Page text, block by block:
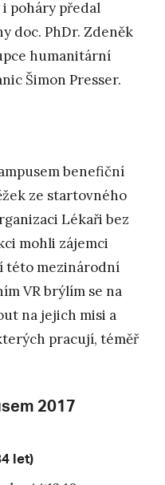
poháry předal
doc. PhDr. Zdeněk
humanitární
Šimon Presser.
benefiční
ze startovného
Lékaři bez
mohli zájemci
této mezinárodní
VR brýlím se na
na jejich misi a
pracují, téměř
2017
let)